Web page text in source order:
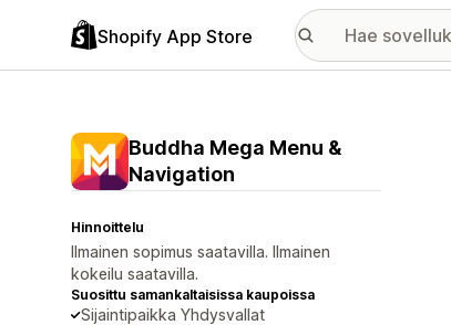
Shopify App Store
Buddha Mega Menu &
Navigation
Hinnoittelu
Ilmainen sopimus saatavilla. Ilmainen
kokeilu saatavilla.
Suosittu samankaltaisissa kaupoissa
Sijaintipaikka Yhdysvallat